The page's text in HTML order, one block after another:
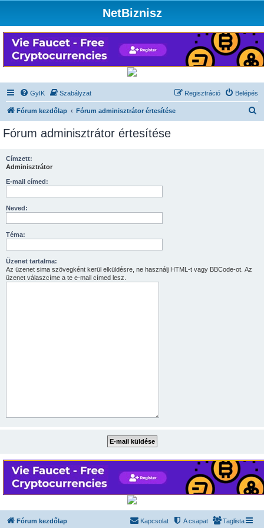
NetBiznisz
GyIK Szabályzat Belépés
Regisztráció
Fórum kezdőlap Fórum adminisztrátor értesítése
Fórum adminisztrátor értesítése
Címzett:
Adminisztrátor
E-mail címed:
Neved:
Téma:
Üzenet tartalma:
Az üzenet sima szövegként kerül elküldésre, ne használj HTML-t vagy BBCode-ot. Az
üzenet válaszcíme a te e-mail címed lesz.
Fórum kezdőlap Taglista
A csapat
Kapcsolat